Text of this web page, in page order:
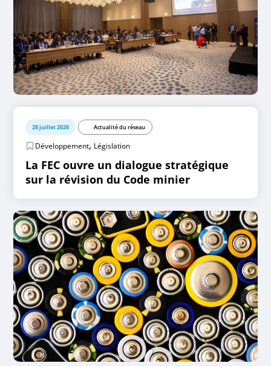
28 juillet 2026 Actualité du réseau
Développement, Législation
La FEC ouvre un dialogue stratégique
sur la révision du Code minier